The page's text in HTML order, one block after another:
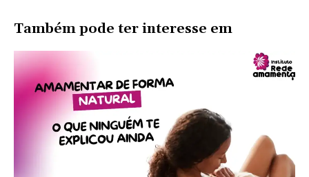
Também pode ter interesse em